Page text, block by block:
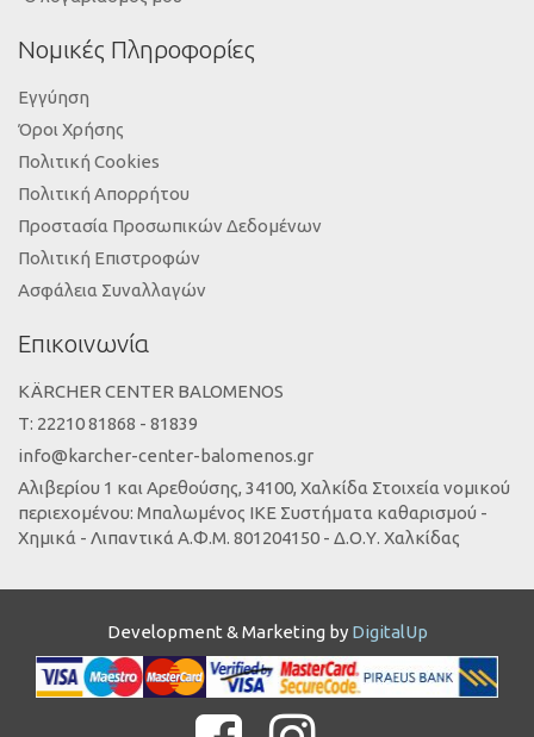
Νομικές Πληροφορίες
Εγγύηση
Όροι Χρήσης
Πολιτική Cookies
Πολιτική Απορρήτου
Προστασία Προσωπικών Δεδομένων
Πολιτική Επιστροφών
Ασφάλεια Συναλλαγών
Επικοινωνία
KÄRCHER CENTER BALOMENOS
Τ: 22210 81868 - 81839
info@karcher-center-balomenos.gr
Αλιβερίου 1 και Αρεθούσης, 34100, Χαλκίδα Στοιχεία νομικού
περιεχομένου: Μπαλωμένος ΙΚΕ Συστήματα καθαρισμού -
Χημικά - Λιπαντικά Α.Φ.Μ. 801204150 - Δ.Ο.Υ. Χαλκίδας
Development & Marketing by DigitalUp